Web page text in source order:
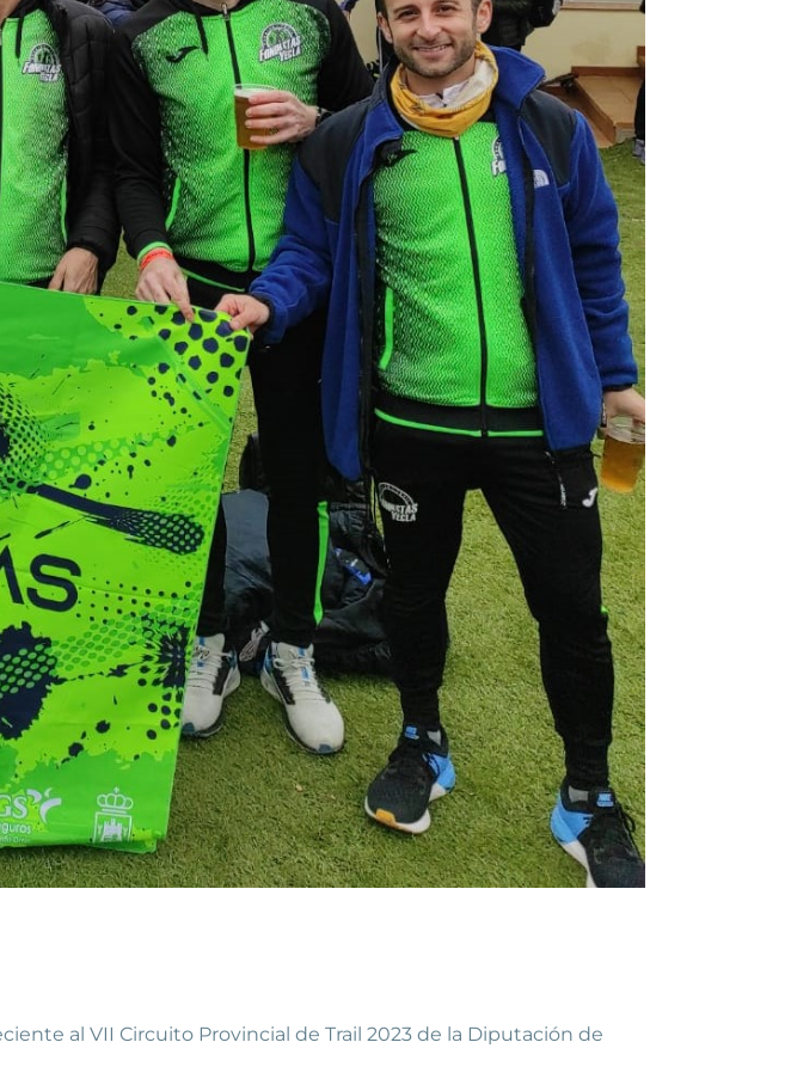
al VII Circuito Provincial de Trail 2023 de la Diputación de